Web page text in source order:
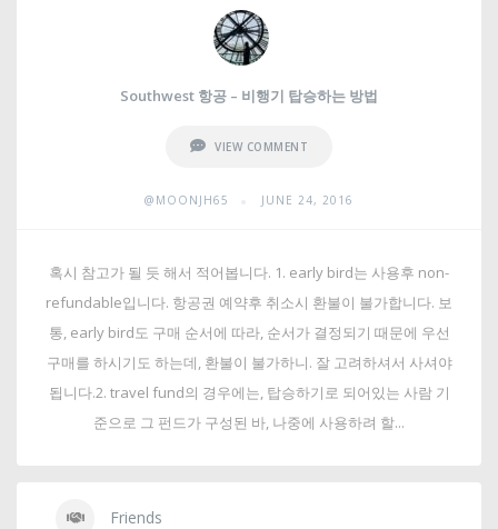
Southwest 항공 – 비행기 탑승하는 방법
VIEW COMMENT
@MOONJH65 JUNE 24, 2016
혹시 참고가 될 듯 해서 적어봅니다. 1. early bird는 사용후 non-
refundable입니다. 항공권 예약후 취소시 환불이 불가합니다. 보
통, early bird도 구매 순서에 따라, 순서가 결정되기 때문에 우선
구매를 하시기도 하는데, 환불이 불가하니. 잘 고려하셔서 사셔야
됩니다.2. travel fund의 경우에는, 탑승하기로 되어있는 사람 기
준으로 그 펀드가 구성된 바, 나중에 사용하려 할...
Friends